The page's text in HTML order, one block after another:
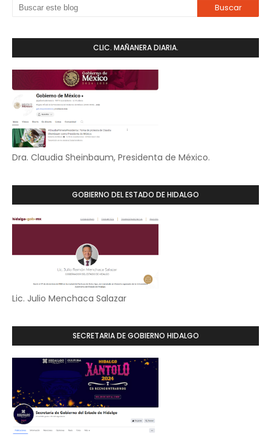
CLIC. MAÑANERA DIARIA.
Dra. Claudia Sheinbaum, Presidenta de México.
GOBIERNO DEL ESTADO DE HIDALGO
Lic. Julio Menchaca Salazar
SECRETARIA DE GOBIERNO HIDALGO